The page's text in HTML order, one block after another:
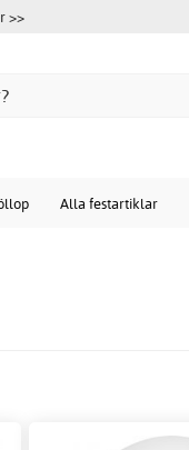
>>
Alla festartiklar